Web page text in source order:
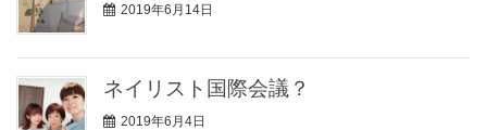
2019年6月14日
ネイリスト国際会議？
2019年6月4日